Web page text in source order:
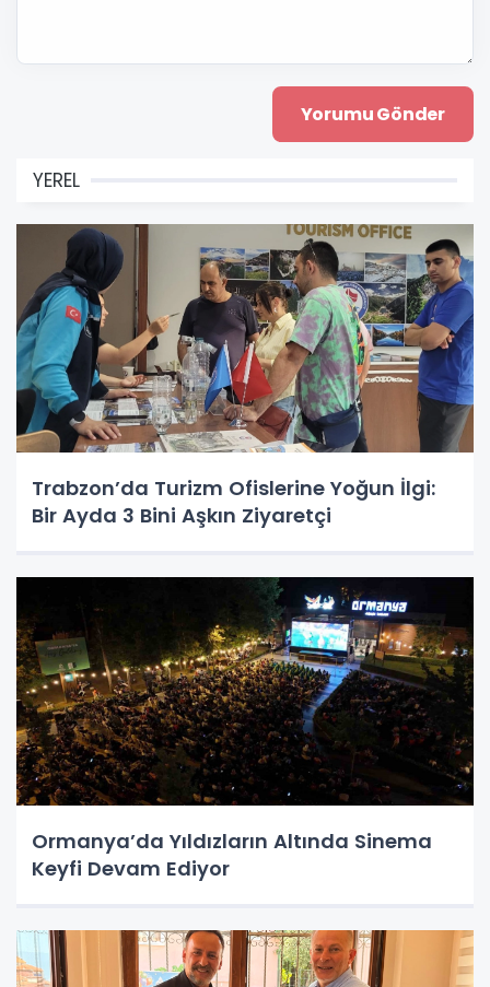
YEREL
Trabzon’da Turizm Ofislerine Yoğun İlgi:
Bir Ayda 3 Bini Aşkın Ziyaretçi
Ormanya’da Yıldızların Altında Sinema
Keyfi Devam Ediyor